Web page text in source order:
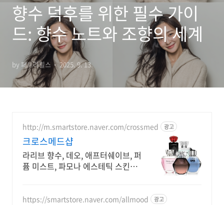
향수 덕후를 위한 필수 가이
드: 향수 노트와 조향의 세계
by 페트라힐스 2025. 9. 13.
http://m.smartstore.naver.com/crossmed 광고
크로스메드샵
라리브 향수, 데오, 애프터쉐이브, 퍼
퓸 미스트, 파모나 에스테틱 스킨케
https://smartstore.naver.com/allmood 광고